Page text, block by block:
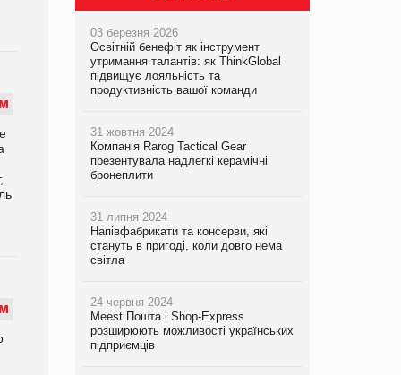
М
М
03 березня 2026
Освітній бенефіт як інструмент
утримання талантів: як ThinkGlobal
підвищує лояльність та
продуктивність вашої команди
31 жовтня 2024
Компанія Rarog Tactical Gear
презентувала надлегкі керамічні
бронеплити
31 липня 2024
Напівфабрикати та консерви, які
стануть в пригоді, коли довго нема
світла
24 червня 2024
Meest Пошта і Shop-Express
розширюють можливості українських
підприємців